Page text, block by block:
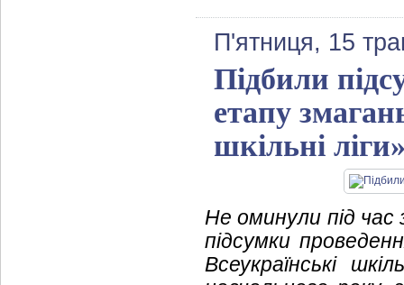
П'ятниця, 15
Підбили
етапу
шкільні
Не оминули під час
підсумки
Всеукраїнські